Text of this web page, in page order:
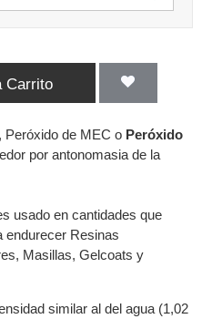
Carrito
, Peróxido de MEC o Peróxido
por antonomasia de la
usado en cantidades que
endurecer Resinas
Masillas, Gelcoats y
similar al del agua (1,02